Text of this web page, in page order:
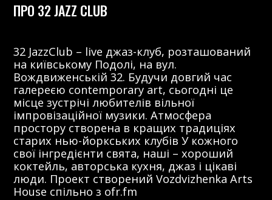
ПРО 32 JAZZ CLUB
32 JazzClub – live джаз-клуб, розташований
на київському Подолі, на вул.
Вождвиженській 32. Будучи довгий час
галереєю contemporary art, сьогодні це
місце зустрічі любителів вільної
імпровізаційної музики. Атмосфера
простору створена в кращих традиціях
старих нью-йоркських клубів У кожного
свої інгредієнти свята, наші – хороший
коктейль, авторська кухня, джаз і цікаві
люди. Проект створений Vozdvizhenka Arts
House спільно з ofr.fm